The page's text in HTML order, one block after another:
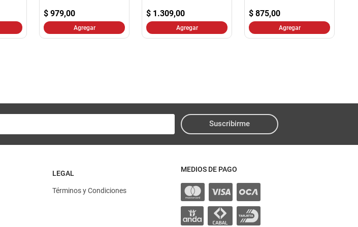
$ 979,00
Agregar
$ 1.309,00
Agregar
$ 875,00
Agregar
Suscribirme
LEGAL
Términos y Condiciones
MEDIOS DE PAGO